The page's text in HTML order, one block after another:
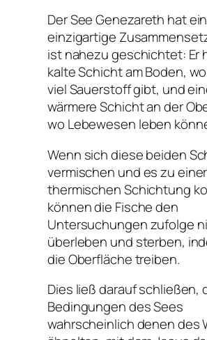
Der See Genezareth hat
einzigartige
ist nahezu geschichtet: Er
kalte Schicht am Boden,
viel Sauerstoff gibt, und
wärmere Schicht an der
wo Lebewesen leben
Wenn sich diese beiden
vermischen und es zu einer
thermischen Schichtung
können die Fische den
Untersuchungen zufolge
überleben und sterben,
die Oberfläche treiben.
Dies ließ darauf schließen,
Bedingungen des Sees
wahrscheinlich denen des